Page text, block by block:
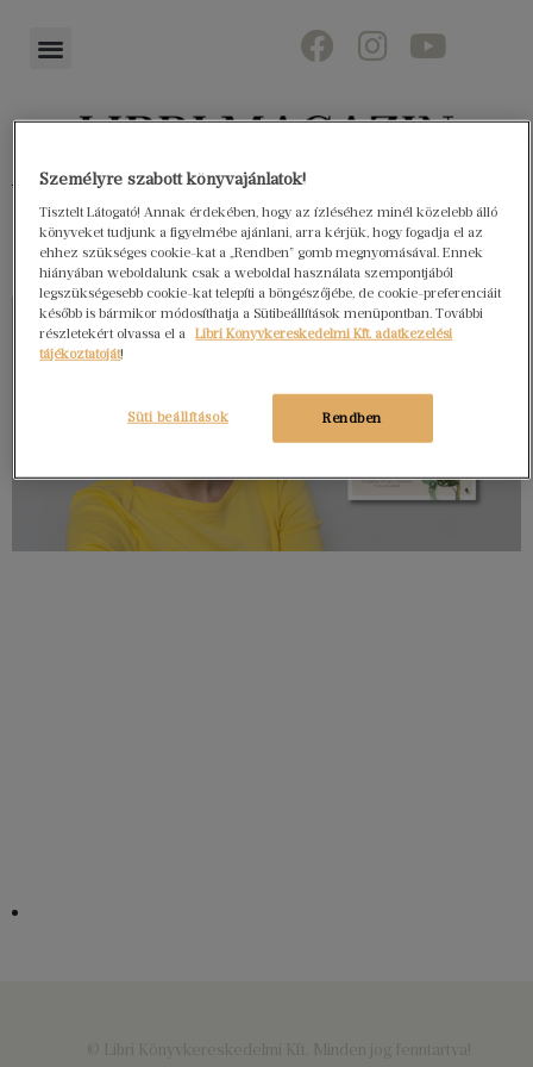
Könyvektől az olvasókig
Személyre szabott könyvajánlatok!
Tisztelt Látogató! Annak érdekében, hogy az ízléséhez minél közelebb álló
könyveket tudjunk a figyelmébe ajánlani, arra kérjük, hogy fogadja el az
ehhez szükséges cookie-kat a „Rendben” gomb megnyomásával. Ennek
hiányában weboldalunk csak a weboldal használata szempontjából
legszükségesebb cookie-kat telepíti a böngészőjébe, de cookie-preferenciáit
később is bármikor módosíthatja a Sütibeállítások menüpontban. További
részletekért olvassa el a
Libri Könyvkereskedelmi Kft. adatkezelési
tájékoztatóját!
Rendben
Süti beállítások